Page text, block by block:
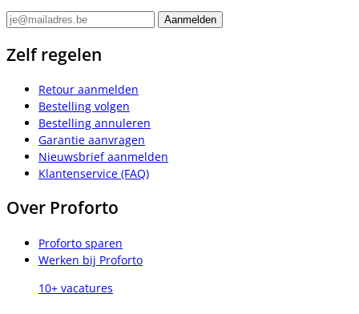
Zelf regelen
Retour aanmelden
Bestelling volgen
Bestelling annuleren
Garantie aanvragen
Nieuwsbrief aanmelden
Klantenservice (FAQ)
Over Proforto
Proforto sparen
Werken bij Proforto
10+ vacatures